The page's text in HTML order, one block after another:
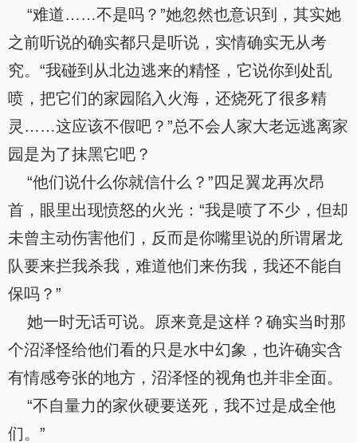
“难道……不是吗？”她忽然也意识到，其实她
之前听说的确实都只是听说，实情确实无从考
究。“我碰到从北边逃来的精怪，它说你到处乱
喷，把它们的家园陷入火海，还烧死了很多精
灵……这应该不假吧？”总不会人家大老远逃离家
园是为了抹黑它吧？
“他们说什么你就信什么？”四足翼龙再次昂
首，眼里出现愤怒的火光：“我是喷了不少，但却
未曾主动伤害他们，反而是你嘴里说的所谓屠龙
队要来拦我杀我，难道他们来伤我，我还不能自
保吗？”
她一时无话可说。原来竟是这样？确实当时那
个沼泽怪给他们看的只是水中幻象，也许确实含
有情感夸张的地方，沼泽怪的视角也并非全面。
“不自量力的家伙硬要送死，我不过是成全他
们。”